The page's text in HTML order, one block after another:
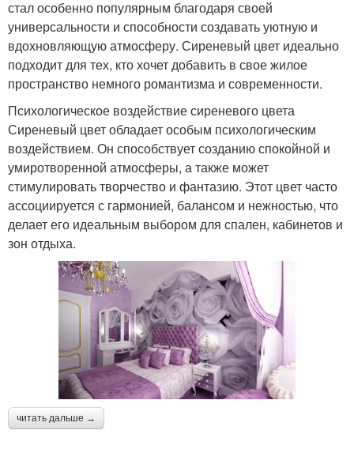
стал особенно популярным благодаря своей
универсальности и способности создавать уютную и
вдохновляющую атмосферу. Сиреневый цвет идеально
подходит для тех, кто хочет добавить в свое жилое
пространство немного романтизма и современности.
Психологическое воздействие сиреневого цвета
Сиреневый цвет обладает особым психологическим
воздействием. Он способствует созданию спокойной и
умиротворенной атмосферы, а также может
стимулировать творчество и фантазию. Этот цвет часто
ассоциируется с гармонией, балансом и нежностью, что
делает его идеальным выбором для спален, кабинетов и
зон отдыха.
читать дальше →